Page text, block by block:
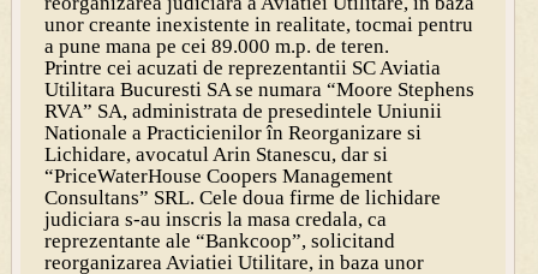
unor creante inexistente in realitate, tocmai pentru
a pune mana pe cei 89.000 m.p. de teren.
Printre cei acuzati de reprezentantii SC Aviatia
Utilitara Bucuresti SA se numara “Moore Stephens
RVA” SA, administrata de presedintele Uniunii
Nationale a Practicienilor în Reorganizare si
Lichidare, avocatul Arin Stanescu, dar si
“PriceWaterHouse Coopers Management
Consultans” SRL. Cele doua firme de lichidare
judiciara s-au inscris la masa credala, ca
reprezentante ale “Bankcoop”, solicitand
reorganizarea Aviatiei Utilitare, in baza unor